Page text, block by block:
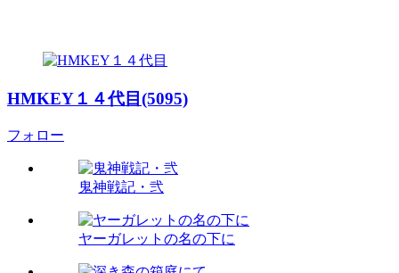
HMKEY１４代目(5095)
フォロー
鬼神戦記・弐
ヤーガレットの名の下に